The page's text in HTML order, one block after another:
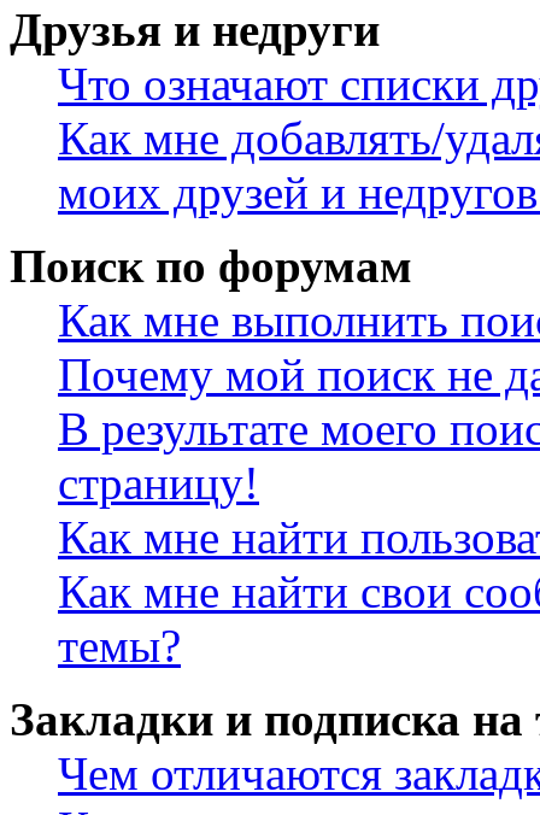
Друзья и недруги
Что означают списки
Как мне добавлять/
моих друзей и
Поиск по форумам
Как мне выполнить
Почему мой поиск не
В результате моего
страницу!
Как мне найти
Как мне найти свои
темы?
Закладки и подписка
Чем отличаются